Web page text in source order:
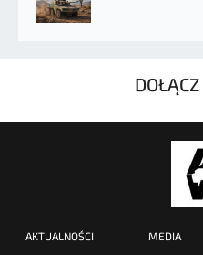
DOŁĄCZ
AKTUALNOŚCI MEDIA